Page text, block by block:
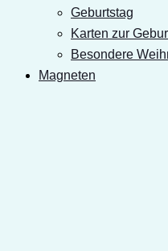
Geburtstag
Karten zur
Besondere
Magneten